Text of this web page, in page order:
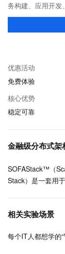
务构建、应用开发
等全栈式解决方
境，助力客户各
优惠活动
免费体验
核心优势
稳定可靠
金融级分布式架
SOFAStack™（
Stack）是一套用
相关实验场景
每个IT人都想学的